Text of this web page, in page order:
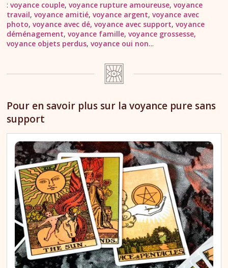
:voyance couple,voyance rupture amoureuse,voyance
travail,voyance amitié,voyance argent,voyance avec
photo,voyance avec dé, voyance avec support,voyance
déménagement,voyance famille,voyance grossesse,
voyance objets perdus,voyance oui non...
Pour en savoir plus sur la voyance pure sans
support